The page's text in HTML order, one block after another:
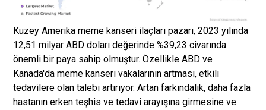
Kuzey Amerika meme kanseri ilaçları pazarı, 2023 yılında
12,51 milyar ABD doları değerinde %39,23 civarında
önemli bir paya sahip olmuştur. Özellikle ABD ve
Kanada'da meme kanseri vakalarının artması, etkili
tedavilere olan talebi artırıyor. Artan farkındalık, daha fazla
hastanın erken teşhis ve tedavi arayışına girmesine ve